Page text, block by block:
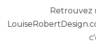
Retrouvez